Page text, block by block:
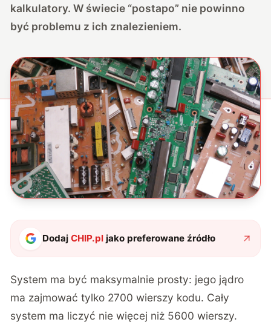
kalkulatory. W świecie “postapo” nie powinno
być problemu z ich znalezieniem.
DodajCHIP.pl jako preferowane źródło
System ma być maksymalnie prosty: jego jądro
ma zajmować tylko 2700 wierszy kodu. Cały
system ma liczyć nie więcej niż 5600 wierszy.